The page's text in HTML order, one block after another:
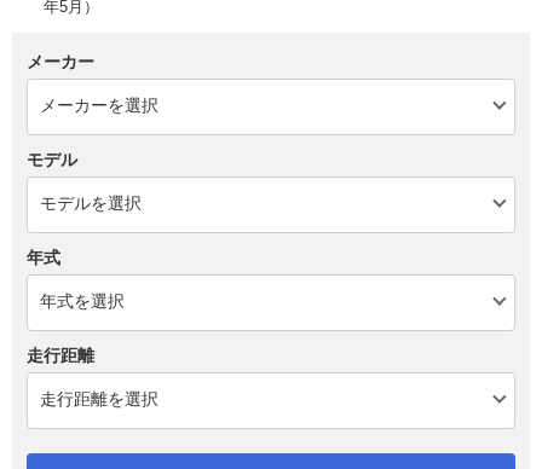
年5月）
メーカー
モデル
年式
走行距離